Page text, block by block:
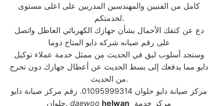
كامل من الفنيين والمهندسين المدربين على اعلى مستوى
لخدمتكم.
دع عن كتفك الأحمال بشأن جهازك الكهربائي العاطل واتصل
على رقم صيانه شركه دايو المتاح دوما
وستجد أسلوب لبق في الحديث من ممثل خدمة عملاء توكيل
دايو مما يدفعك إلى بسط الحديث عن أعطال جهازك دون تحرج
من الحديث.
مركز صيانة دايو حلوان 01095999314. رقم مركز صيانة دايو
حلوان. daewoo helwan مركز خدمة